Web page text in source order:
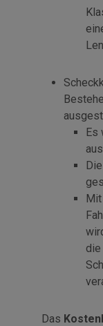
Es
die
Das